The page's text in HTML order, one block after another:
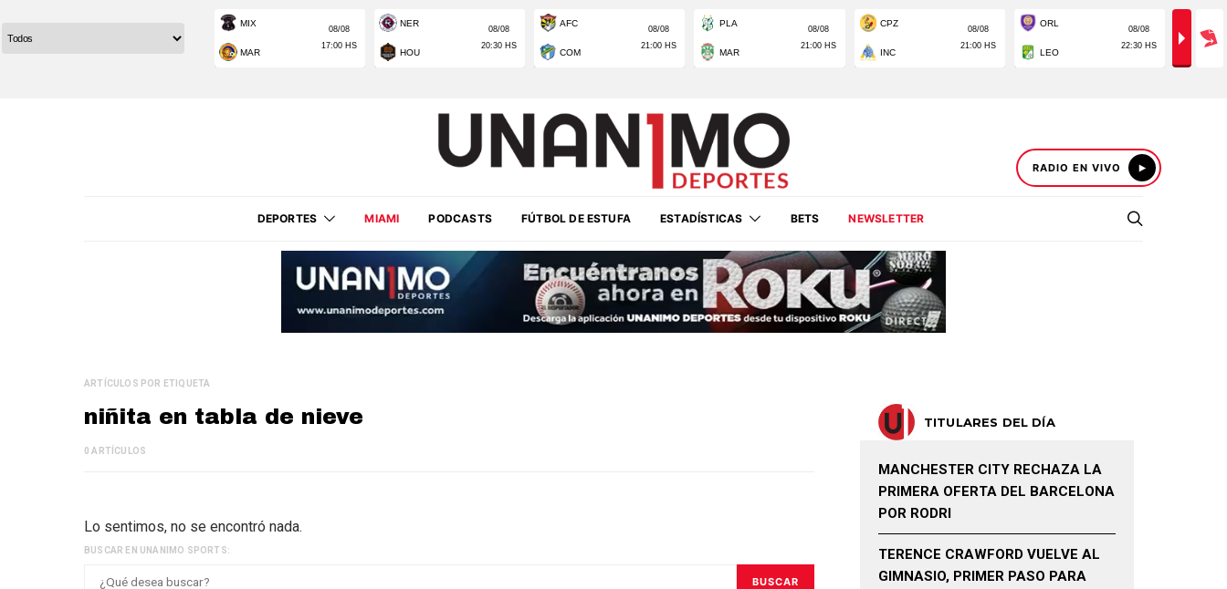
RADIO EN VIVO
DEPORTES MIAMI PODCASTS FÚTBOL DE ESTUFA ESTADÍSTICAS BETS NEWSLETTER
ARTÍCULOS POR ETIQUETA
niñita en tabla de nieve
0 ARTÍCULOS
Lo sentimos, no se encontró nada.
BUSCAR EN UNANIMO SPORTS:
BUSCAR
TITULARES DEL DÍA
MANCHESTER CITY RECHAZA LA
PRIMERA OFERTA DEL BARCELONA
POR RODRI
TERENCE CRAWFORD VUELVE AL
GIMNASIO, PRIMER PASO PARA